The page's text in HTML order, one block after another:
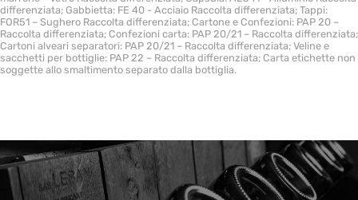
differenziata; Gabbietta: FE 40 - Acciaio Raccolta differenziata; Tappi:
FOR51 – Sughero Raccolta differenziata; Cartone e Confezioni: PAP 20 –
Raccolta differenziata; Confezioni carta: PAP 20/21 – Raccolta differenziata;
Cartoni alveari separatori: PAP 20/21 – Raccolta differenziata; Veline e
sacchetti per bottiglie: PAP 22 – Raccolta differenziata; Carta etichette non
soggette allo smaltimento separato dalla bottiglia.